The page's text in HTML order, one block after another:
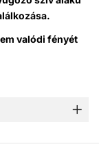
valódi fényét